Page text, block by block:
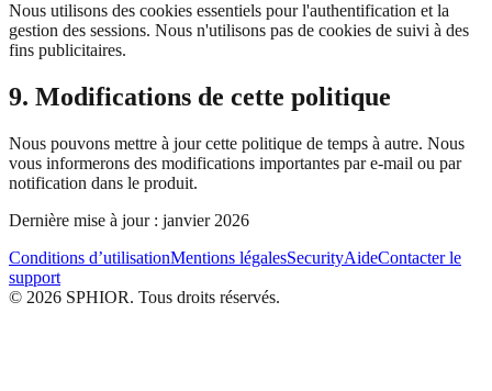
Nous utilisons des cookies essentiels pour l'authentification et la
gestion des sessions. Nous n'utilisons pas de cookies de suivi à des
fins publicitaires.
9. Modifications de cette politique
Nous pouvons mettre à jour cette politique de temps à autre. Nous
vous informerons des modifications importantes par e-mail ou par
notification dans le produit.
Dernière mise à jour : janvier 2026
Conditions d’utilisationMentions légalesSecurityAideContacter le
support
© 2026 SPHIOR. Tous droits réservés.